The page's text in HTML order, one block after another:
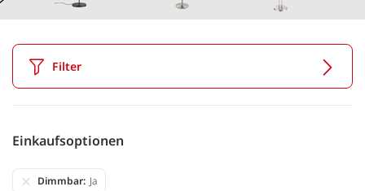
Filter
Einkaufsoptionen
Dimmbar Ja